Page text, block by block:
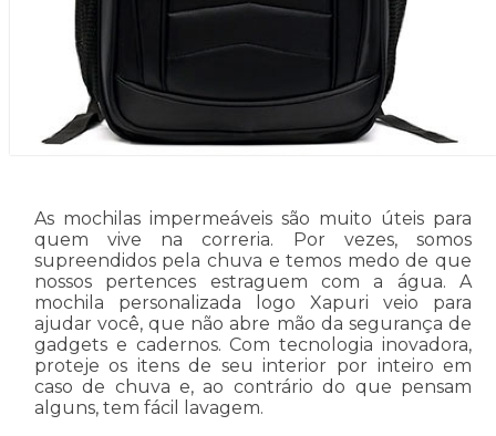
As mochilas impermeáveis são muito úteis para
quem vive na correria. Por vezes, somos
supreendidos pela chuva e temos medo de que
nossos pertences estraguem com a água. A
mochila personalizada logo Xapuri veio para
ajudar você, que não abre mão da segurança de
gadgets e cadernos. Com tecnologia inovadora,
proteje os itens de seu interior por inteiro em
caso de chuva e, ao contrário do que pensam
alguns, tem fácil lavagem.